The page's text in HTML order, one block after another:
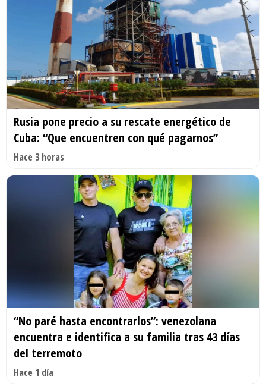
Rusia pone precio a su rescate energético de
Cuba: “Que encuentren con qué pagarnos”
Hace 3 horas
“No paré hasta encontrarlos”: venezolana
encuentra e identifica a su familia tras 43 días
del terremoto
Hace 1 día